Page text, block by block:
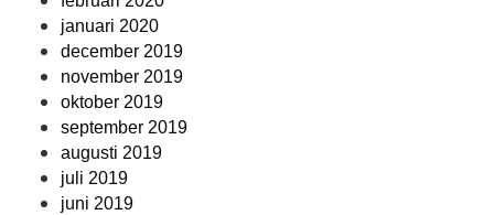
januari 2020
december 2019
november 2019
oktober 2019
september 2019
augusti 2019
juli 2019
juni 2019